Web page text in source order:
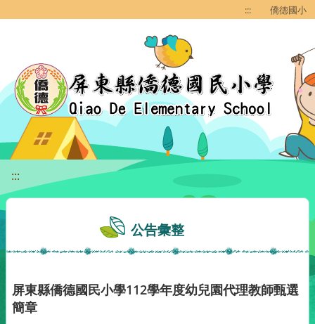
::: 僑德國小
:::
公告彙整
屏東縣僑德國民小學112學年度幼兒園代理教師甄選
簡章